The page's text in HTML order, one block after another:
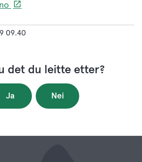
09.40
det du leitte etter?
Ja Nei